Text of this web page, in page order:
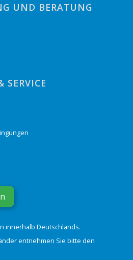
UND BERATUNG
innerhalb Deutschlands.
entnehmen Sie bitte den